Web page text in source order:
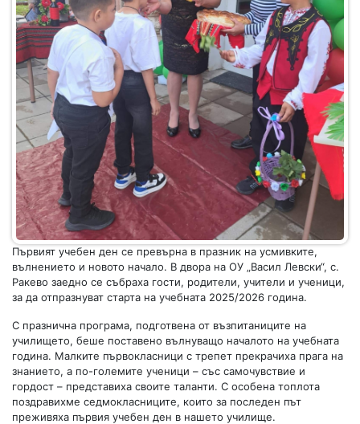
Първият учебен ден се превърна в празник на усмивките,
вълнението и новото начало. В двора на ОУ „Васил Левски“, с.
Ракево заедно се събраха гости, родители, учители и ученици,
за да отпразнуват старта на учебната 2025/2026 година.
С празнична програма, подготвена от възпитаниците на
училището, беше поставено вълнуващо началото на учебната
година. Малките първокласници с трепет прекрачиха прага на
знанието, а по-големите ученици – със самочувствие и
гордост – представиха своите таланти. С особена топлота
поздравихме седмокласниците, които за последен път
преживяха първия учебен ден в нашето училище.